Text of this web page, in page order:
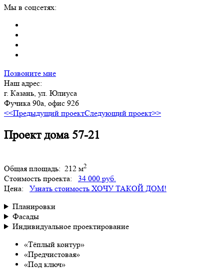
Мы в соцсетях:
Позвоните мне
Наш адрес:
г. Казань, ул. Юлиуса
Фучика 90а, офис 926
<<Предыдущий проектСледующий проект>>
Проект дома 57-21
Общая площадь: 212 м2
Стоимость проекта:
34 000 руб.
Цена:
Узнать стоимость ХОЧУ ТАКОЙ ДОМ!
Планировки
Фасады
Индивидуальное проектирование
«Тёплый контур»
«Предчистовая»
«Под ключ»